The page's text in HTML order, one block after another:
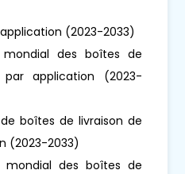
(2023-2033)
des boîtes de
application (2023-
de boîtes de livraison de
(2023-2033)
mondial des boîtes de